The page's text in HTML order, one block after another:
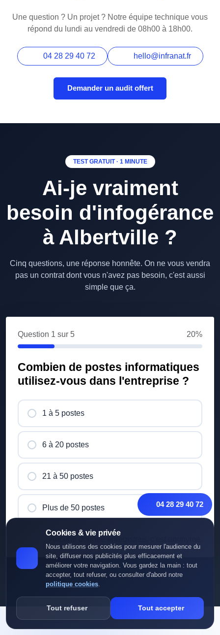
04 28 29 40 72
Cookies & vie privée
Nous utilisons des cookies pour mesurer l'audience du
site, diffuser nos publicités plus efficacement et
améliorer votre navigation. Vous gardez la main : tout
accepter, tout refuser, ou consulter d'abord notre
politique cookies.
Tout refuser Tout accepter
Une question ? Un projet ? Notre équipe technique vous
répond du lundi au vendredi de 08h00 à 18h00.
04 28 29 40 72 hello@infranat.fr
Demander un audit offert
TEST GRATUIT · 1 MINUTE
Ai-je vraiment
besoin d'infogérance
à Albertville ?
Cinq questions, une réponse honnête. On ne vous vendra
pas un contrat dont vous n'avez pas besoin, c'est aussi
simple que ça.
Question 1 sur 5 20%
Combien de postes informatiques
utilisez-vous dans l'entreprise ?
1 à 5 postes
6 à 20 postes
21 à 50 postes
Plus de 50 postes
Aucune donnée enregistrée, c'est anonyme.